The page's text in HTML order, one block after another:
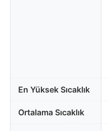
En Yüksek Sıcaklık
Ortalama Sıcaklık